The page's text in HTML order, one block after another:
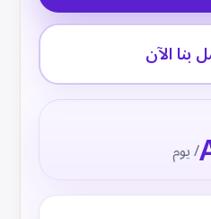
بنا الآن
/ يوم